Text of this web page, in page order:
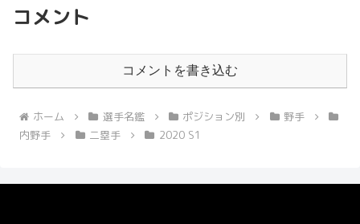
コメント
コメントを書き込む
ホーム 選手名鑑 ポジション別
野手
内野手
二塁手 2020 S1